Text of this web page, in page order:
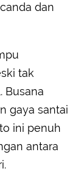
dan
tak
Busana
gaya santai
ini penuh
antara